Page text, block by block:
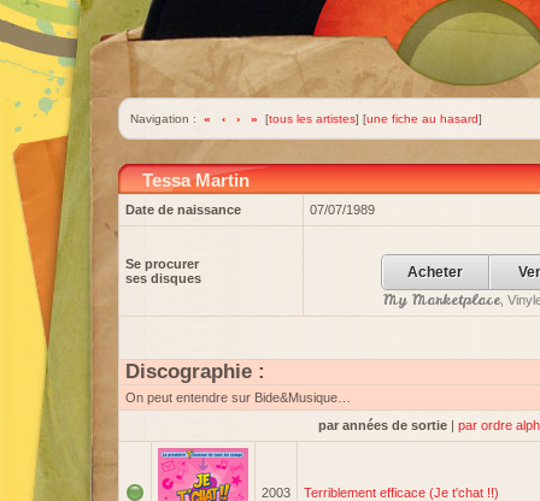
Navigation : « ‹ › » [tous les artistes] [une fiche au hasard]
Tessa Martin
Date de naissance 07/07/1989
Se procurer
ses disques
Acheter
My Marketplace,
Discographie :
On peut entendre sur Bide&Musique…
par années de sortie | par ordre
2003 Terriblement efficace (Je t'chat !!)